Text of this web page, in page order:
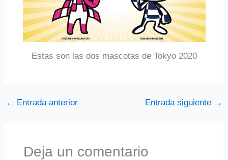
Estas son las dos mascotas de Tokyo 2020
← Entrada anterior Entrada siguiente →
Deja un comentario